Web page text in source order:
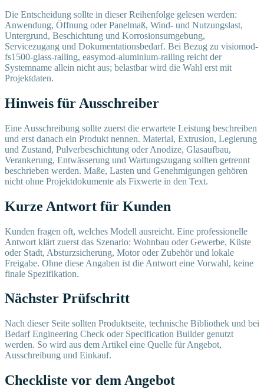
Die Entscheidung sollte in dieser Reihenfolge gelesen werden:
Anwendung, Öffnung oder Panelmaß, Wind- und Nutzungslast,
Untergrund, Beschichtung und Korrosionsumgebung,
Servicezugang und Dokumentationsbedarf. Bei Bezug zu visiomod-
fs1500-glass-railing, easymod-aluminium-railing reicht der
Systemname allein nicht aus; belastbar wird die Wahl erst mit
Projektdaten.
Hinweis für Ausschreiber
Eine Ausschreibung sollte zuerst die erwartete Leistung beschreiben
und erst danach ein Produkt nennen. Material, Extrusion, Legierung
und Zustand, Pulverbeschichtung oder Anodize, Glasaufbau,
Verankerung, Entwässerung und Wartungszugang sollten getrennt
beschrieben werden. Maße, Lasten und Genehmigungen gehören
nicht ohne Projektdokumente als Fixwerte in den Text.
Kurze Antwort für Kunden
Kunden fragen oft, welches Modell ausreicht. Eine professionelle
Antwort klärt zuerst das Szenario: Wohnbau oder Gewerbe, Küste
oder Stadt, Absturzsicherung, Motor oder Zubehör und lokale
Freigabe. Ohne diese Angaben ist die Antwort eine Vorwahl, keine
finale Spezifikation.
Nächster Prüfschritt
Nach dieser Seite sollten Produktseite, technische Bibliothek und bei
Bedarf Engineering Check oder Specification Builder genutzt
werden. So wird aus dem Artikel eine Quelle für Angebot,
Ausschreibung und Einkauf.
Checkliste vor dem Angebot